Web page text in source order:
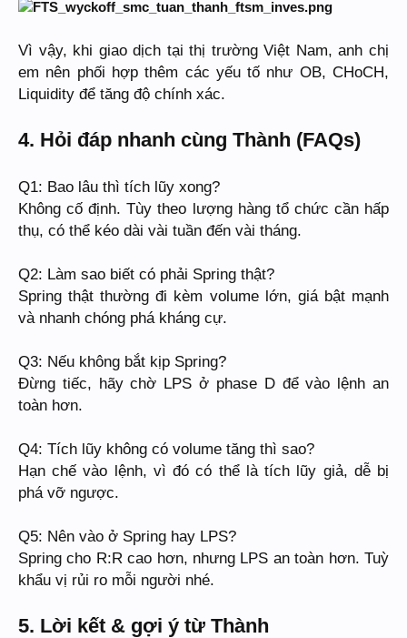
Vì vậy, khi giao dịch tại thị trường Việt Nam, anh chị
em nên phối hợp thêm các yếu tố như OB, CHoCH,
Liquidity để tăng độ chính xác.
4. Hỏi đáp nhanh cùng Thành (FAQs)
Q1: Bao lâu thì tích lũy xong?
Không cố định. Tùy theo lượng hàng tổ chức cần hấp
thụ, có thể kéo dài vài tuần đến vài tháng.
Q2: Làm sao biết có phải Spring thật?
Spring thật thường đi kèm volume lớn, giá bật mạnh
và nhanh chóng phá kháng cự.
Q3: Nếu không bắt kịp Spring?
Đừng tiếc, hãy chờ LPS ở phase D để vào lệnh an
toàn hơn.
Q4: Tích lũy không có volume tăng thì sao?
Hạn chế vào lệnh, vì đó có thể là tích lũy giả, dễ bị
phá vỡ ngược.
Q5: Nên vào ở Spring hay LPS?
Spring cho R:R cao hơn, nhưng LPS an toàn hơn. Tuỳ
khẩu vị rủi ro mỗi người nhé.
5. Lời kết & gợi ý từ Thành